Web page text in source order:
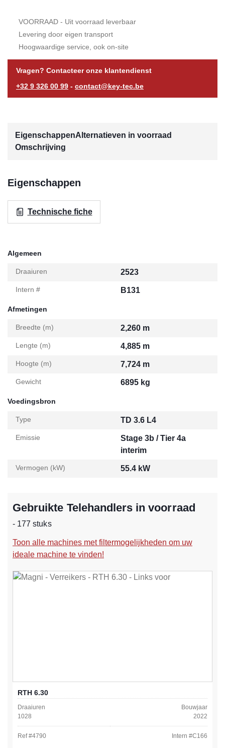
VOORRAAD - Uit voorraad leverbaar
Levering door eigen transport
Hoogwaardige service, ook on-site
Vragen? Contacteer onze klantendienst
+32 9 326 00 99 - contact@key-tec.be
EigenschappenAlternatieven in voorraad
Omschrijving
Eigenschappen
Technische fiche
Algemeen
Draaiuren 2523
Intern # B131
Afmetingen
Breedte (m) 2,260 m
Lengte (m) 4,885 m
Hoogte (m) 7,724 m
Gewicht 6895 kg
Voedingsbron
Type TD 3.6 L4
Emissie
Stage 3b / Tier 4a
interim
Vermogen (kW) 55.4 kW
Gebruikte Telehandlers in voorraad
- 177 stuks
Toon alle machines met filtermogelijkheden om uw
ideale machine te vinden!
RTH 6.30
Draaiuren
1028
Bouwjaar
2022
Ref #4790 Intern #C166